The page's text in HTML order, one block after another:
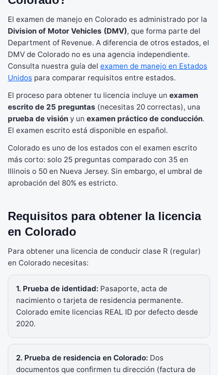
El examen de manejo en Colorado es administrado por la
Division of Motor Vehicles (DMV), que forma parte del
Department of Revenue. A diferencia de otros estados, el
DMV de Colorado no es una agencia independiente.
Consulta nuestra guía del examen de manejo en Estados
Unidos para comparar requisitos entre estados.
El proceso para obtener tu licencia incluye un examen
escrito de 25 preguntas (necesitas 20 correctas), una
prueba de visión y un examen práctico de conducción.
El examen escrito está disponible en español.
Colorado es uno de los estados con el examen escrito
más corto: solo 25 preguntas comparado con 35 en
Illinois o 50 en Nueva Jersey. Sin embargo, el umbral de
aprobación del 80% es estricto.
Requisitos para obtener la licencia
en Colorado
Para obtener una licencia de conducir clase R (regular)
en Colorado necesitas:
1. Prueba de identidad: Pasaporte, acta de
nacimiento o tarjeta de residencia permanente.
Colorado emite licencias REAL ID por defecto desde
2020.
2. Prueba de residencia en Colorado: Dos
documentos que confirmen tu dirección (factura de